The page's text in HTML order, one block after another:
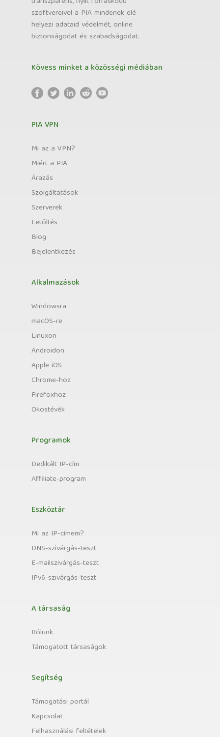
szoftvereivel a PIA mindenek elé
helyezi adataid védelmét, online
biztonságodat és szabadságodat.
Kövess minket a közösségi médiában
PIA VPN
Mi az a VPN?
Miért a PIA
Árazás
Szolgáltatások
Szerverek
Letöltés
Blog
Bejelentkezés
Alkalmazások
Windowsra
macOS-re
Linuxon
Androidon
Apple iOS
Chrome-hoz
Firefoxhoz
Okostévék
Programok
Dedikált IP-cím
Affiliate-program
Eszköztár
Mi az IP-címem?
DNS-szivárgás-teszt
E-mailszivárgás-teszt
IPv6-szivárgás-teszt
A társaság
Rólunk
Támogatott társaságok
Segítség
Támogatási portál
Kapcsolat
Felhasználási feltételek